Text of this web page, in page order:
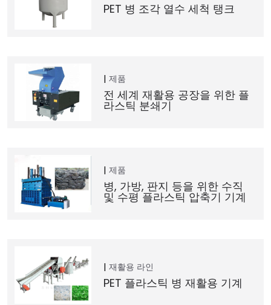
PET 병 조각 열수 세척 탱크
제품
전 세계 재활용 공장을 위한 플
라스틱 분쇄기
제품
병, 가방, 판지 등을 위한 수직
및 수평 플라스틱 압축기 기계
재활용 라인
PET 플라스틱 병 재활용 기계